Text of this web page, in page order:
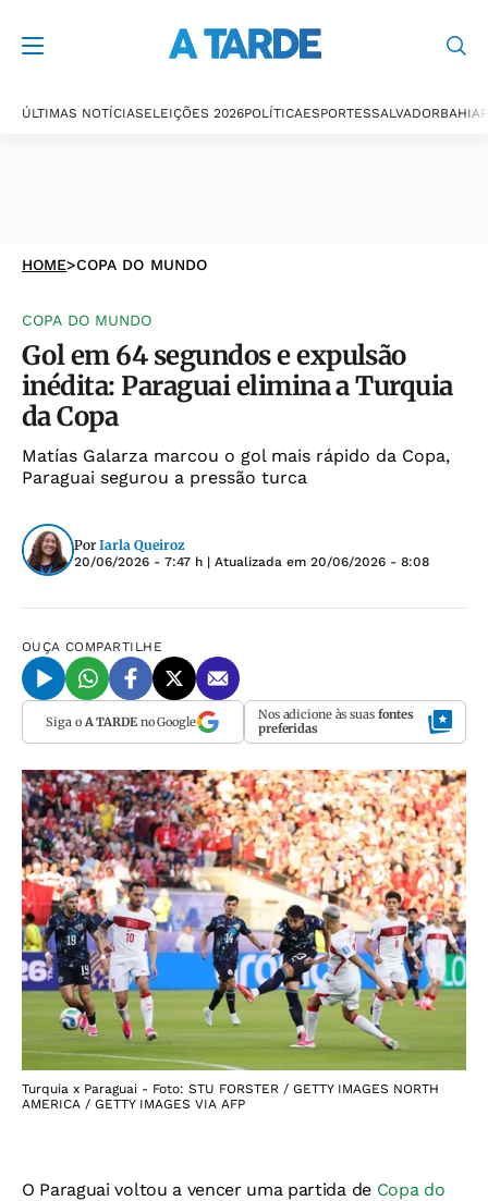
ÚLTIMAS NOTÍCIASELEIÇÕES 2026POLÍTICAESPORTESSALVADORBAHIA
HOME>COPA DO MUNDO
COPA DO MUNDO
Gol em 64 segundos e expulsão
inédita: Paraguai elimina a Turquia
da Copa
Matías Galarza marcou o gol mais rápido da Copa,
Paraguai segurou a pressão turca
Por Iarla Queiroz
20/06/2026 - 7:47 h | Atualizada em 20/06/2026 - 8:08
OUÇA COMPARTILHE
Siga o A TARDEno Google Nos adicione às suas fontes
preferidas
Turquia x Paraguai - Foto: STU FORSTER / GETTY IMAGES NORTH
AMERICA / GETTY IMAGES VIA AFP
O Paraguai voltou a vencer uma partida de Copa do